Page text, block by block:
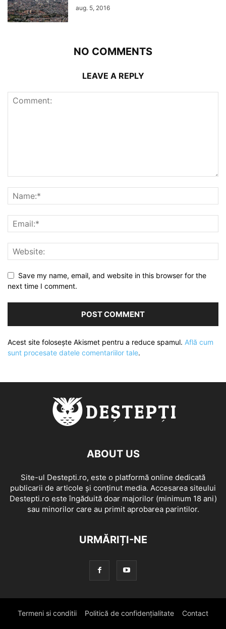
aug. 5, 2016
NO COMMENTS
LEAVE A REPLY
Save my name, email, and website in this browser for the
next time I comment.
Acest site folosește Akismet pentru a reduce spamul. Află cum
sunt procesate datele comentariilor tale.
ABOUT US
Site-ul Destepti.ro, este o platformă online dedicată
publicarii de articole și conținut media. Accesarea siteului
Destepti.ro este îngăduită doar majorilor (minimum 18 ani)
sau minorilor care au primit aprobarea parintilor.
URMĂRIȚI-NE
Termeni si conditii Politică de confidențialitate Contact